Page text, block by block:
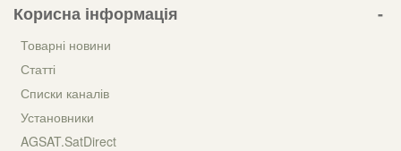
Корисна інформація
Товарні новини
Статті
Списки каналів
Установники
AGSAT.SatDirect